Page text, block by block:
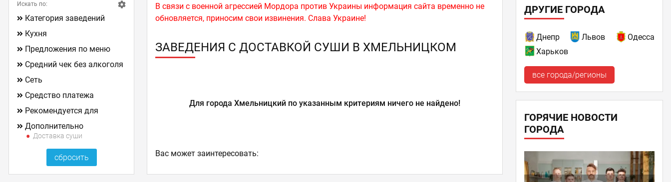
В связи с военной агрессией Мордора против Украины информация сайта временно не
обновляется, приносим свои извинения. Слава Украине!
ЗАВЕДЕНИЯ С ДОСТАВКОЙ СУШИ В ХМЕЛЬНИЦКОМ
Для города Хмельницкий по указанным критериям ничего не найдено!
Искать по:
Категория заведений
Кухня
Предложения по меню
Средний чек без алкоголя
Сеть
Средство платежа
Рекомендуется для
Дополнительно
Доставка суши
Ваc может заинтересовать:
ДРУГИЕ ГОРОДА
Днепр Львов
Одесса
Харьков
все города/регионы
ГОРЯЧИЕ НОВОСТИ
ГОРОДА